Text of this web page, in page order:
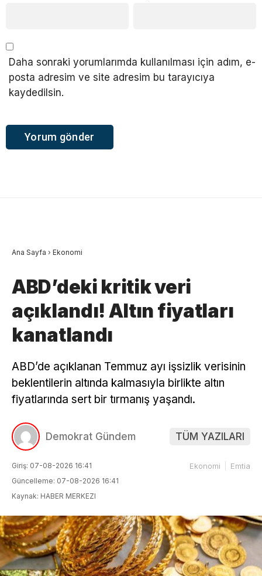
Daha sonraki yorumlarımda kullanılması için adım, e-
posta adresim ve site adresim bu tarayıcıya
kaydedilsin.
Ana Sayfa › Ekonomi
ABD’deki kritik veri
açıklandı! Altın fiyatları
kanatlandı
ABD’de açıklanan Temmuz ayı işsizlik verisinin
beklentilerin altında kalmasıyla birlikte altın
fiyatlarında sert bir tırmanış yaşandı.
Demokrat Gündem TÜM YAZILARI
Giriş: 07-08-2026 16:41
Güncelleme: 07-08-2026 16:41
Kaynak: HABER MERKEZI
Ekonomi Emtia